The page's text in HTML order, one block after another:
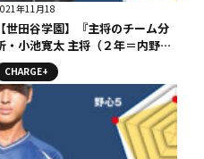
年11月18
【世田谷学園】『主将のチーム分
・小池寛太 主将（２年＝内野
）」コラム # 世田谷学園
CHARGE+